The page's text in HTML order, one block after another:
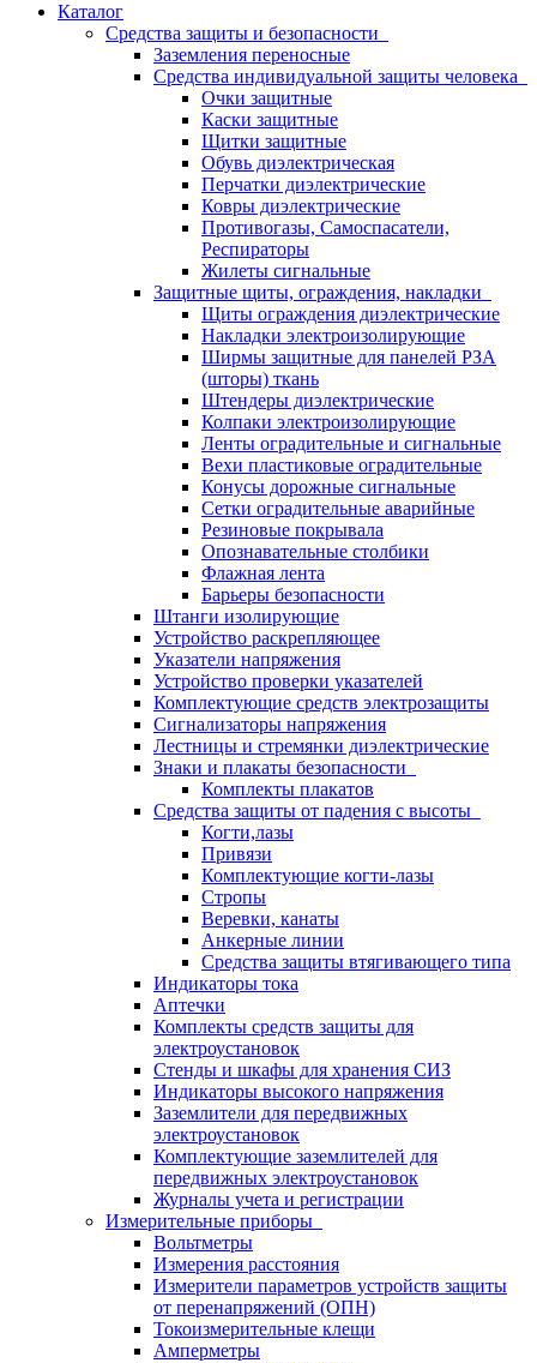
Каталог
Средства защиты и безопасности
Заземления переносные
Средства индивидуальной защиты человека
Очки защитные
Каски защитные
Щитки защитные
Обувь диэлектрическая
Перчатки диэлектрические
Ковры диэлектрические
Противогазы, Самоспасатели,
Респираторы
Жилеты сигнальные
Защитные щиты, ограждения, накладки
Щиты ограждения диэлектрические
Накладки электроизолирующие
Ширмы защитные для панелей РЗА
(шторы) ткань
Штендеры диэлектрические
Колпаки электроизолирующие
Ленты оградительные и сигнальные
Вехи пластиковые оградительные
Конусы дорожные сигнальные
Сетки оградительные аварийные
Резиновые покрывала
Опознавательные столбики
Флажная лента
Барьеры безопасности
Штанги изолирующие
Устройство раскрепляющее
Указатели напряжения
Устройство проверки указателей
Комплектующие средств электрозащиты
Сигнализаторы напряжения
Лестницы и стремянки диэлектрические
Знаки и плакаты безопасности
Комплекты плакатов
Средства защиты от падения с высоты
Когти,лазы
Привязи
Комплектующие когти-лазы
Стропы
Веревки, канаты
Анкерные линии
Средства защиты втягивающего типа
Индикаторы тока
Аптечки
Комплекты средств защиты для
электроустановок
Стенды и шкафы для хранения СИЗ
Индикаторы высокого напряжения
Заземлители для передвижных
электроустановок
Комплектующие заземлителей для
передвижных электроустановок
Журналы учета и регистрации
Измерительные приборы
Вольтметры
Измерения расстояния
Измерители параметров устройств защиты
от перенапряжений (ОПН)
Токоизмерительные клещи
Амперметры